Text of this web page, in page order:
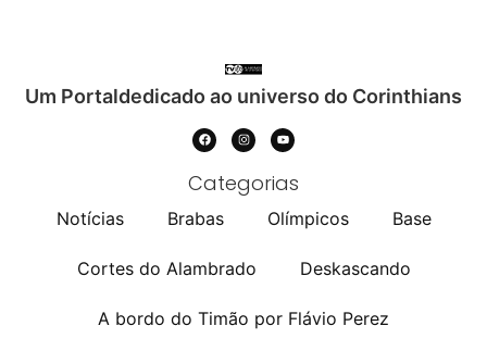
Um Portaldedicado ao universo do Corinthians
Categorias
Notícias Brabas Olímpicos Base
Cortes do Alambrado Deskascando
A bordo do Timão por Flávio Perez